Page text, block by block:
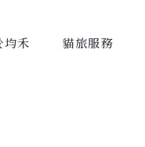
均禾 貓旅服務